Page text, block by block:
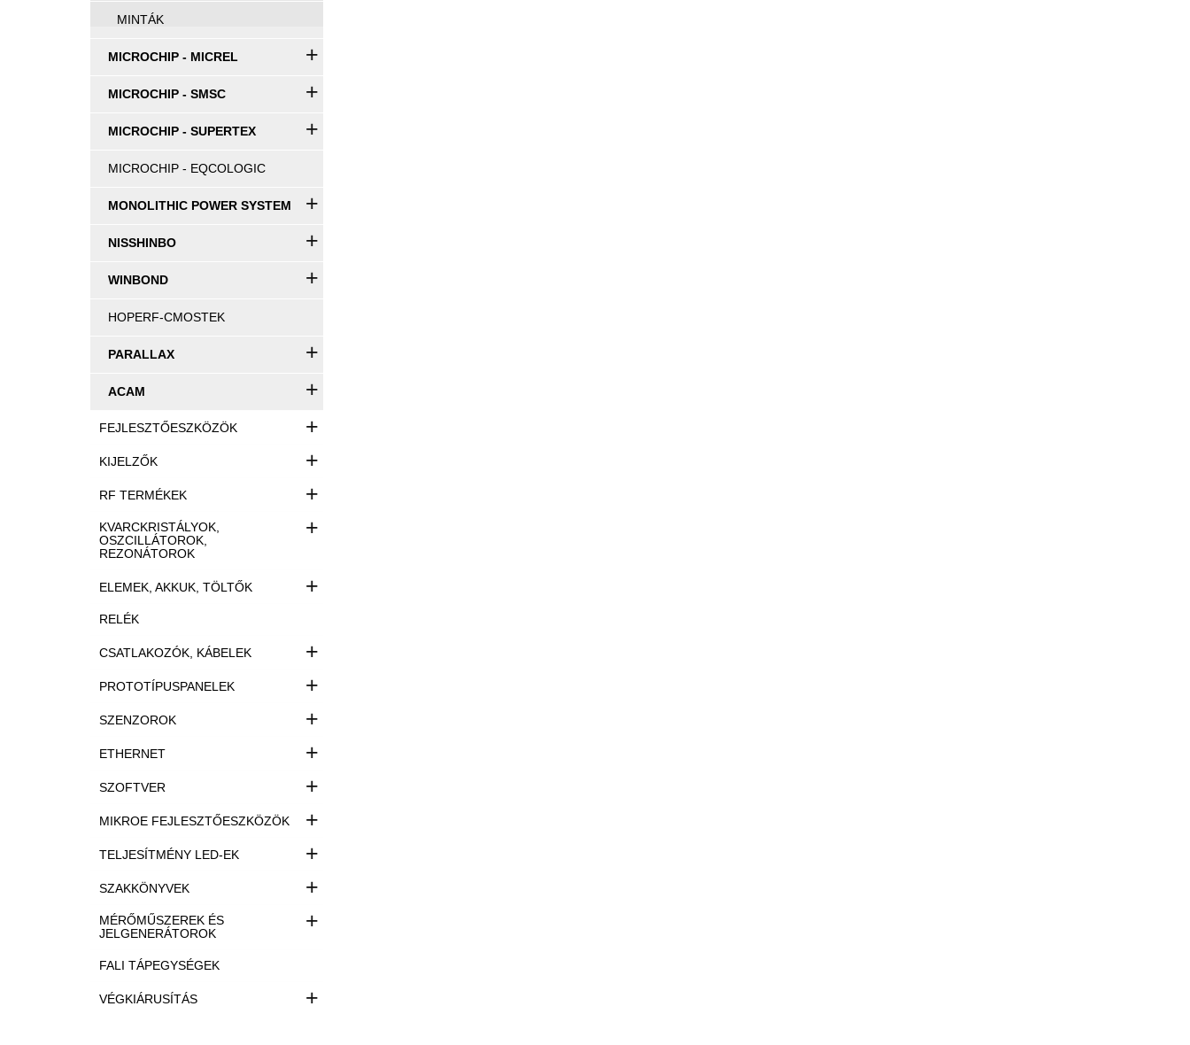
MINTÁK
MICROCHIP - MICREL +
MICROCHIP - SMSC +
MICROCHIP - SUPERTEX +
MICROCHIP - EQCOLOGIC
MONOLITHIC POWER SYSTEM +
NISSHINBO +
WINBOND +
HOPERF-CMOSTEK
PARALLAX +
ACAM +
FEJLESZTŐESZKÖZÖK +
KIJELZŐK +
RF TERMÉKEK +
KVARCKRISTÁLYOK,
OSZCILLÁTOROK,
REZONÁTOROK
+
ELEMEK, AKKUK, TÖLTŐK +
RELÉK
CSATLAKOZÓK, KÁBELEK +
PROTOTÍPUSPANELEK +
SZENZOROK +
ETHERNET +
SZOFTVER +
MIKROE FEJLESZTŐESZKÖZÖK +
TELJESÍTMÉNY LED-EK +
SZAKKÖNYVEK +
MÉRŐMŰSZEREK ÉS
JELGENERÁTOROK
+
FALI TÁPEGYSÉGEK
VÉGKIÁRUSÍTÁS +